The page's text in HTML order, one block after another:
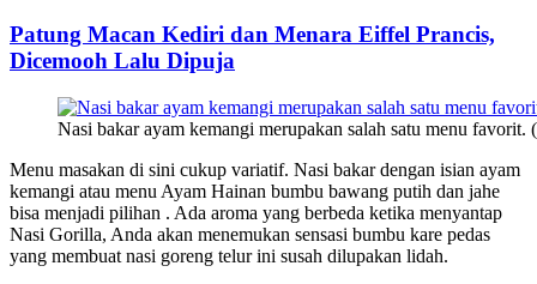
Patung Macan Kediri dan Menara Eiffel Prancis,
Dicemooh Lalu Dipuja
Nasi bakar ayam kemangi merupakan salah satu menu
Menu masakan di sini cukup variatif. Nasi bakar dengan isian ayam
kemangi atau menu Ayam Hainan bumbu bawang putih dan jahe
bisa menjadi pilihan . Ada aroma yang berbeda ketika menyantap
Nasi Gorilla, Anda akan menemukan sensasi bumbu kare pedas
yang membuat nasi goreng telur ini susah dilupakan lidah.